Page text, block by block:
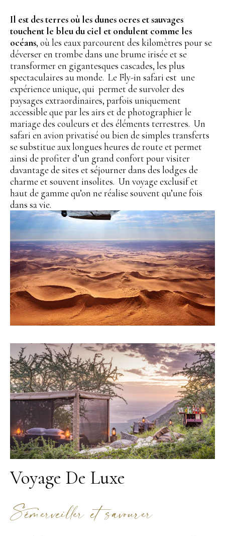
Il est des terres où les dunes ocres et sauvages
touchent le bleu du ciel et ondulent comme les
océans, où les eaux parcourent des kilomètres pour se
déverser en trombe dans une brume irisée et se
transformer en gigantesques cascades, les plus
spectaculaires au monde. Le Fly-in safari est une
expérience unique, qui permet de survoler des
paysages extraordinaires, parfois uniquement
accessible que par les airs et de photographier le
mariage des couleurs et des éléments terrestres. Un
safari en avion privatisé ou bien de simples transferts
se substitue aux longues heures de route et permet
ainsi de profiter d’un grand confort pour visiter
davantage de sites et séjourner dans des lodges de
charme et souvent insolites. Un voyage exclusif et
haut de gamme qu’on ne réalise souvent qu’une fois
dans sa vie.
Voyage De Luxe
S'émerveiller et savourer